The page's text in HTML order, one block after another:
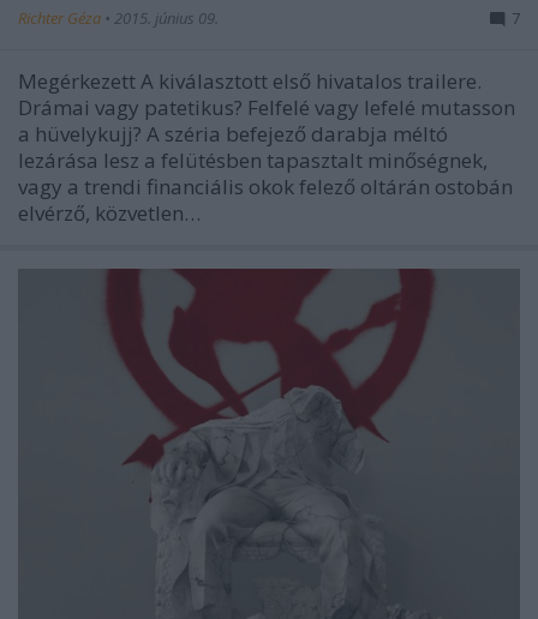
Richter Géza • 2015. június 09. 7
Megérkezett A kiválasztott első hivatalos trailere.
Drámai vagy patetikus? Felfelé vagy lefelé mutasson
a hüvelykujj? A széria befejező darabja méltó
lezárása lesz a felütésben tapasztalt minőségnek,
vagy a trendi financiális okok felező oltárán ostobán
elvérző, közvetlen…